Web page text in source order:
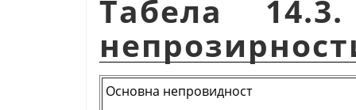
Табела
Основна непровидност